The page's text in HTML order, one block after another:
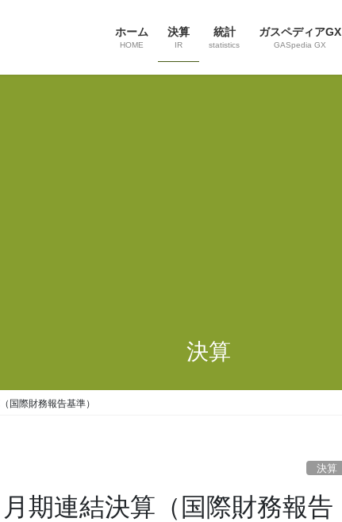
ホーム
HOME
決算
IR
統計
statistics
ガスペディアGX
GASpedia GX
決算
国際財務報告基準）
決算
期連結決算（国際財務報告